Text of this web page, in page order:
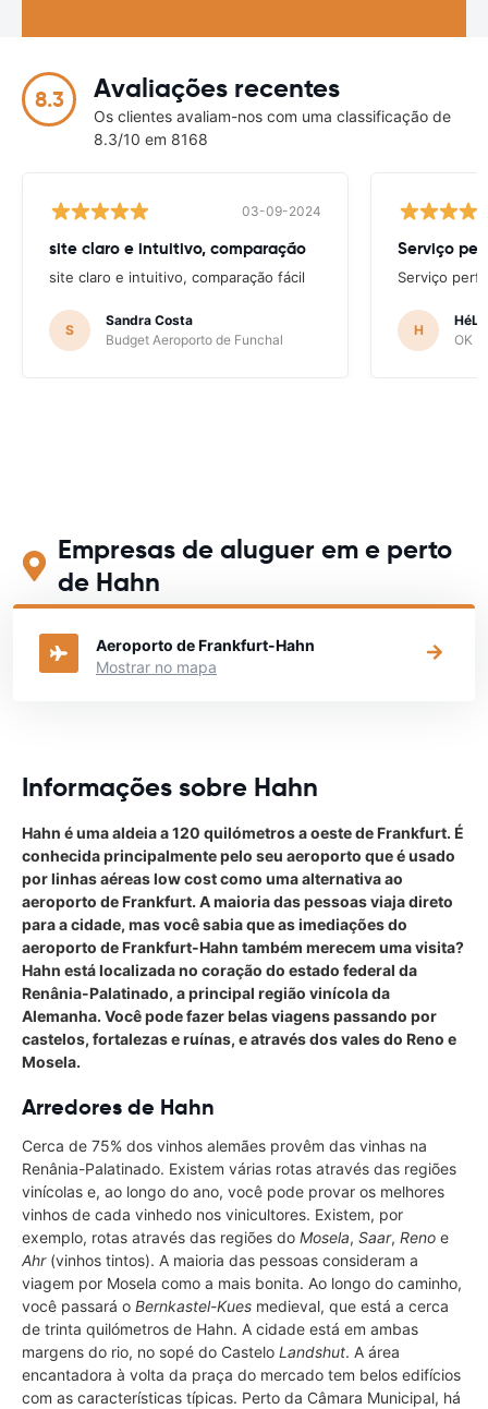
8.3 Avaliações recentes
Os clientes avaliam-nos com uma classificação de
8.3/10 em 8168
03-09-2024
site claro e intuitivo, comparação
site claro e intuitivo, comparação fácil
S
Sandra Costa
Budget Aeroporto de Funchal
Serviço
Serviço
H
OK
Empresas de aluguer em e perto
de Hahn
Aeroporto de Frankfurt-Hahn
Mostrar no mapa
Informações sobre Hahn
Hahn é uma aldeia a 120 quilómetros a oeste de Frankfurt. É
conhecida principalmente pelo seu aeroporto que é usado
por linhas aéreas low cost como uma alternativa ao
aeroporto de Frankfurt. A maioria das pessoas viaja direto
para a cidade, mas você sabia que as imediações do
aeroporto de Frankfurt-Hahn também merecem uma visita?
Hahn está localizada no coração do estado federal da
Renânia-Palatinado, a principal região vinícola da
Alemanha. Você pode fazer belas viagens passando por
castelos, fortalezas e ruínas, e através dos vales do Reno e
Mosela.
Arredores de Hahn
Cerca de 75% dos vinhos alemães provêm das vinhas na
Renânia-Palatinado. Existem várias rotas através das regiões
vinícolas e, ao longo do ano, você pode provar os melhores
vinhos de cada vinhedo nos vinicultores. Existem, por
exemplo, rotas através das regiões do Mosela, Saar, Reno e
Ahr(vinhos tintos). A maioria das pessoas consideram a
viagem por Mosela como a mais bonita. Ao longo do caminho,
você passará o Bernkastel-Kues medieval, que está a cerca
de trinta quilómetros de Hahn. A cidade está em ambas
margens do rio, no sopé do Castelo Landshut. A área
encantadora à volta da praça do mercado tem belos edifícios
com as características típicas. Perto da Câmara Municipal, há